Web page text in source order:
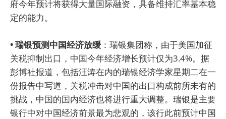
府今年预计将获得大量国际融资，具备维持汇率基本稳
定的能力。
• 瑞银预测中国经济放缓 ：瑞银集团称，由于美国加征
关税抑制出口，中国今年经济增长预计仅为3.4%。据
彭博社报道，包括汪涛在内的瑞银经济学家星期二在一
份报告中写道，关税冲击对中国的出口构成前所未有的
挑战，中国的国内经济也将进行重大调整。瑞银是主要
银行中对中国经济前景最为悲观的，该行此前预计中国